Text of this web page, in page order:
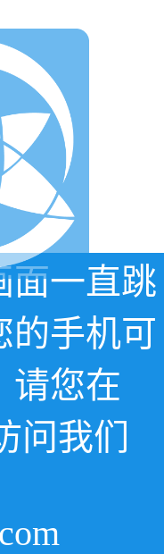
面一直跳
的手机可
请您在
问我们